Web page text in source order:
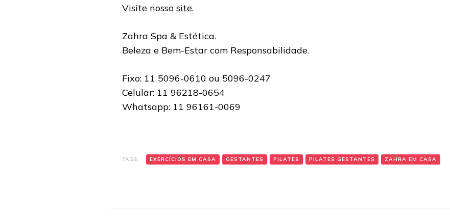
Visite nosso site.
Zahra Spa & Estética.
Beleza e Bem-Estar com Responsabilidade.
Fixo: 11 5096-0610 ou 5096-0247
Celular: 11 96218-0654
Whatsapp: 11 96161-0069
TAGS: EXERCÍCIOS EM CASA GESTANTES PILATES PILATES GESTANTES ZAHRA EM CASA